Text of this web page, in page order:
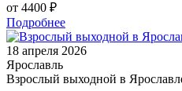
от 4400 ₽
Подробнее
18 апреля 2026
Ярославль
Взрослый выходной в